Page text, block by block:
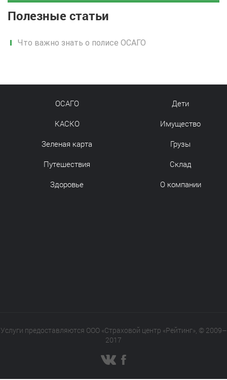
Полезные статьи
Что важно знать о полисе ОСАГО
ОСАГО
КАСКО
Зеленая карта
Путешествия
Здоровье
Дети
Имущество
Грузы
Склад
О компании
Услуги предоставляются ООО «Страховой центр «Рейтинг», © 2009–
2017